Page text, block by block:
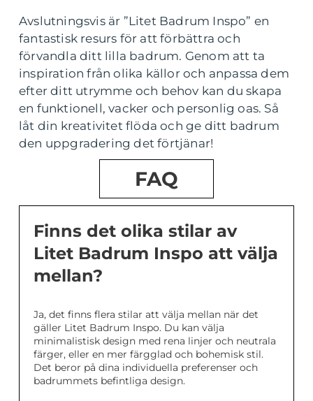
Avslutningsvis är ”Litet Badrum Inspo” en
fantastisk resurs för att förbättra och
förvandla ditt lilla badrum. Genom att ta
inspiration från olika källor och anpassa dem
efter ditt utrymme och behov kan du skapa
en funktionell, vacker och personlig oas. Så
låt din kreativitet flöda och ge ditt badrum
den uppgradering det förtjänar!
FAQ
Finns det olika stilar av
Litet Badrum Inspo att välja
mellan?
Ja, det finns flera stilar att välja mellan när det
gäller Litet Badrum Inspo. Du kan välja
minimalistisk design med rena linjer och neutrala
färger, eller en mer färgglad och bohemisk stil.
Det beror på dina individuella preferenser och
badrummets befintliga design.